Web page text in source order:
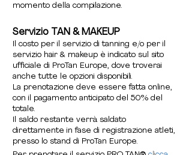
momento della compilazione.
Servizio TAN & MAKEUP
Il costo per il servizio di tanning e/o per il
servizio hair & makeup è indicato sul sito
ufficiale di ProTan Europe, dove troverai
anche tutte le opzioni disponibili.
La prenotazione deve essere fatta online,
con il pagamento anticipato del 50% del
totale.
Il saldo restante verrà saldato
direttamente in fase di registrazione atleti,
presso lo stand di ProTan Europe.